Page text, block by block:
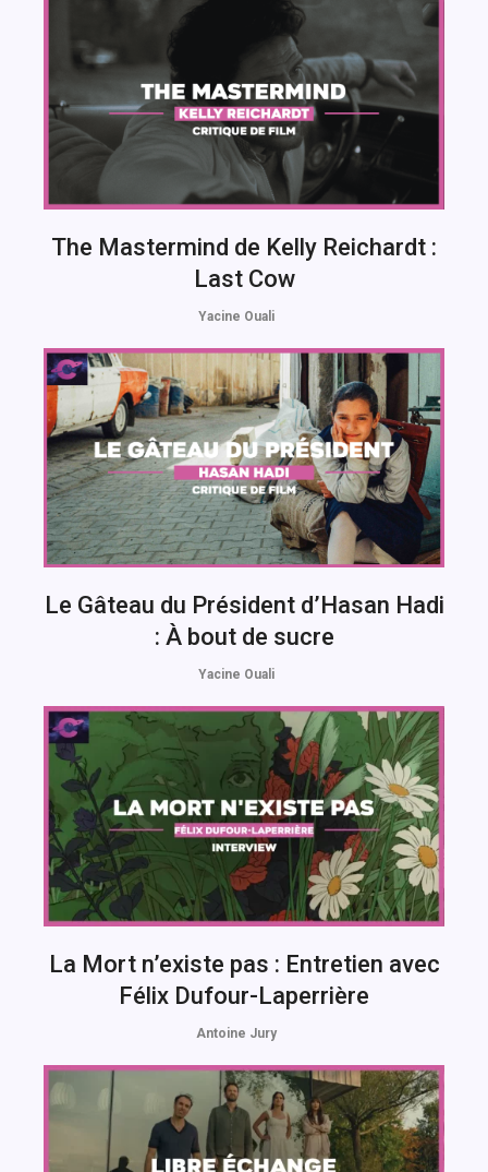
The Mastermind de Kelly Reichardt :
Last Cow
Yacine Ouali
Le Gâteau du Président d’Hasan Hadi
: À bout de sucre
Yacine Ouali
La Mort n’existe pas : Entretien avec
Félix Dufour-Laperrière
Antoine Jury